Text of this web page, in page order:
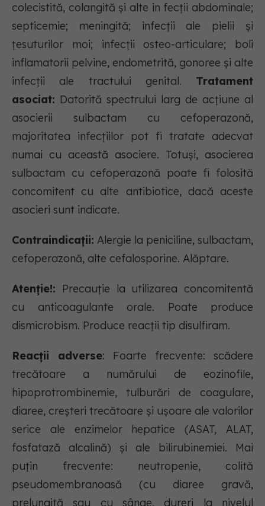
colecistită, colangită şi alte in fecţii abdominale;
septicemie; meningită; infecţii ale pielii şi
ţesuturilor moi; infecţii osteo-articulare; boli
inflamatorii pelvine, endometrită, gonoree şi alte
infecţii ale tractului genital. Tratament
asociat: Datorită spectrului larg de acţiune al
asocierii sulbactam cu cefoperazonă,
majoritatea infecţiilor pot fi tratate adecvat
numai cu această asociere. Totuşi, asocierea
sulbactam cu cefoperazonă poate fi folosită
concomitent cu alte antibiotice, dacă aceste
asocieri sunt indicate.
Contraindicații: Alergie la peniciline, sulbactam,
cefoperazonă, alte cefalosporine. Alăptare.
Atenție!: Precauţie la utilizarea concomitentă
cu anticoagulante orale. Poate produce
dismicrobism. Produce reacţii tip disulfiram.
Reacții adverse: Foarte frecvente: scădere
trecătoare a numărului de eozinofile,
hipoprotrombinemie, tulburări de coagulare,
diaree, creşteri trecătoare şi uşoare ale valorilor
serice ale enzimelor hepatice (ASAT, ALAT,
fosfatază alcalină) şi ale bilirubinemiei. Mai
puţin frecvente: neutropenie, colită
pseudomembranoasă (cu diaree gravă,
prelungită sau cu sânge, dureri la nivelul